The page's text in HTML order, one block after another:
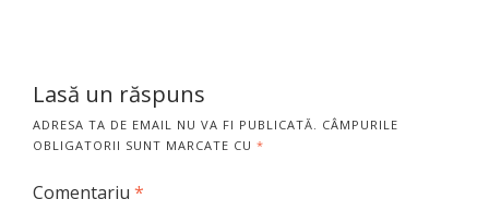
Lasă un răspuns
ADRESA TA DE EMAIL NU VA FI PUBLICATĂ.
CÂMPURILE
OBLIGATORII SUNT MARCATE CU *
Comentariu *